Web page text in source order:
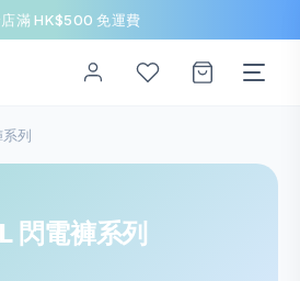
店滿 HK$500 免運費
列
閃電褲系列